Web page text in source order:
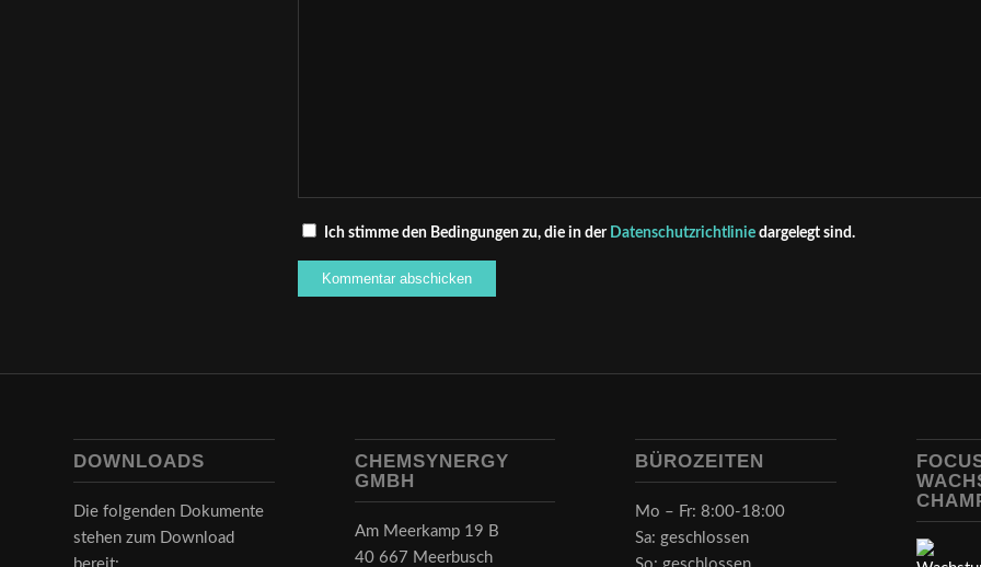
Ich stimme den Bedingungen zu, die in der Datenschutzrichtlinie dargelegt sind.
DOWNLOADS
Die folgenden Dokumente
stehen zum Download
CHEMSYNERGY
GMBH
Am Meerkamp 19 B
40 667 Meerbusch
BÜROZEITEN
Mo – Fr: 8:00-18:00
Sa: geschlossen